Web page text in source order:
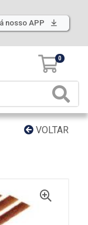
nosso APP
0
VOLTAR